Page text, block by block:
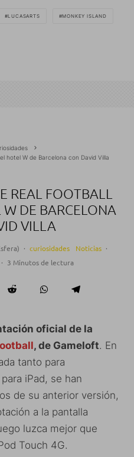
LUCASARTS MONKEY ISLAND
hotel W de Barcelona con David Villa
REAL FOOTBALL
DE BARCELONA
VILLA
· curiosidades Noticias ·
· 3 Minutos de lectura
oficial de la
, de Gameloft. En
tanto para
iPad, se han
de su anterior versión,
a la pantalla
luzca mejor que
Touch 4G.